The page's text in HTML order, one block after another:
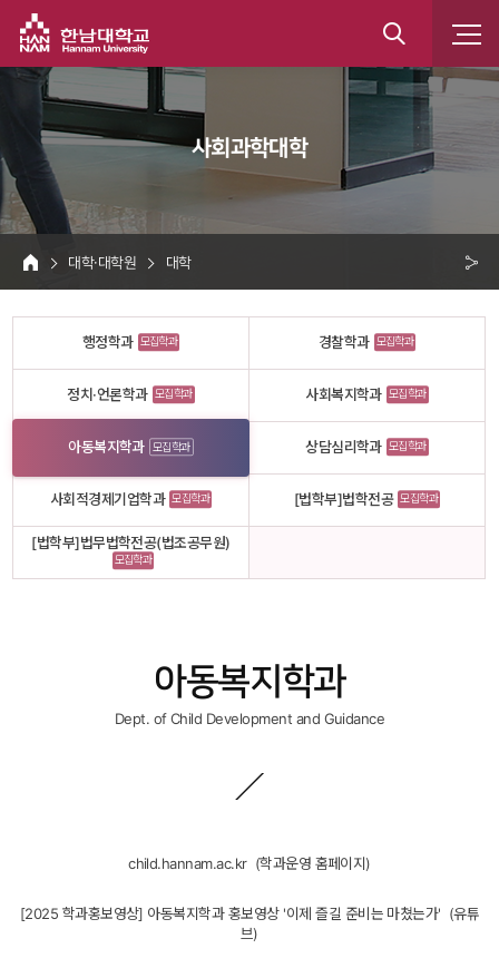
통
합
검
사회과학대학
HOME
대학·대학원 대학
행정학과 모집학과 경찰학과 모집학과
정치·언론학과 모집학과 사회복지학과 모집학과
아동복지학과 모집학과 상담심리학과 모집학과
사회적경제기업학과 모집학과 [법학부]법학전공 모집학과
[법학부]법무법학전공(법조공무원)
모집학과
아동복지학과
Dept. of Child Development and Guidance
child.hannam.ac.kr (학과운영 홈페이지)
[2025 학과홍보영상] 아동복지학과 홍보영상 '이제 즐길 준비는 마쳤는가' (유튜
브)